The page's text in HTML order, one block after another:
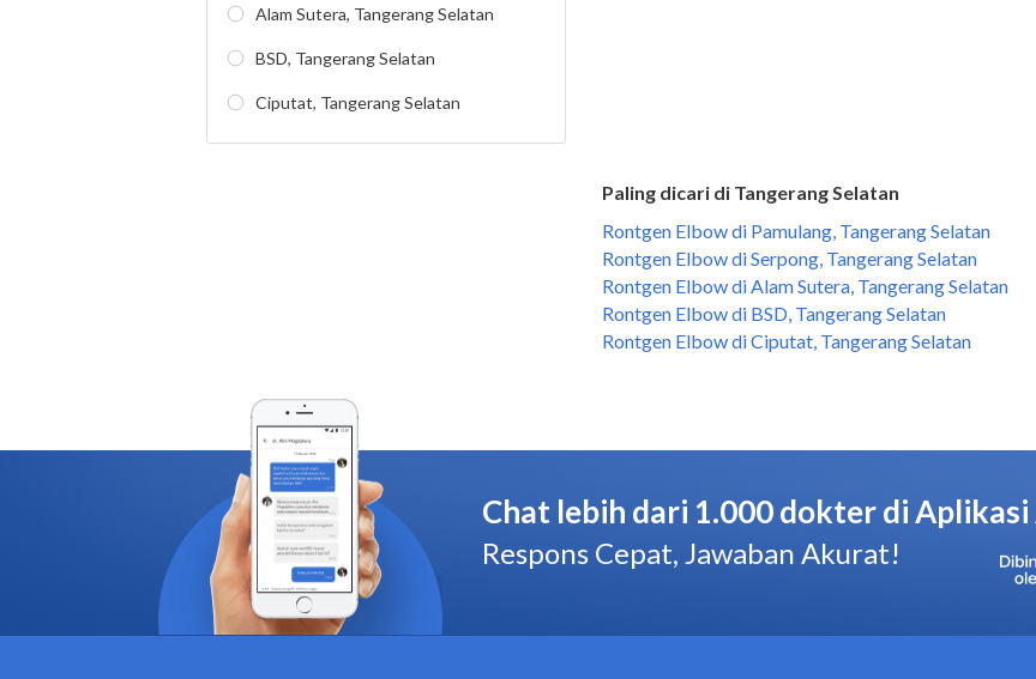
Paling dicari di Tangerang Selatan
Rontgen Elbow di Pamulang, Tangerang Selatan
Rontgen Elbow di Serpong, Tangerang Selatan
Rontgen Elbow di Alam Sutera, Tangerang Selatan
Rontgen Elbow di BSD, Tangerang Selatan
Rontgen Elbow di Ciputat, Tangerang Selatan